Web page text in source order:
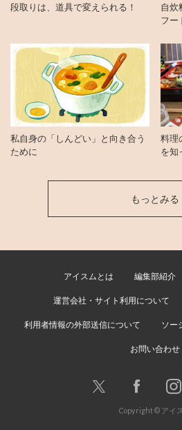
段取りは、道具で変えられる！
自炊
フー
私自身の「しんどい」と向き合う
ために
料理
を知
もっとみる
アイスムとは 編集部紹介
運営会社・サイト利用について
利用者情報の外部送信について ソー
お問い合わせ
Copyright © アイ